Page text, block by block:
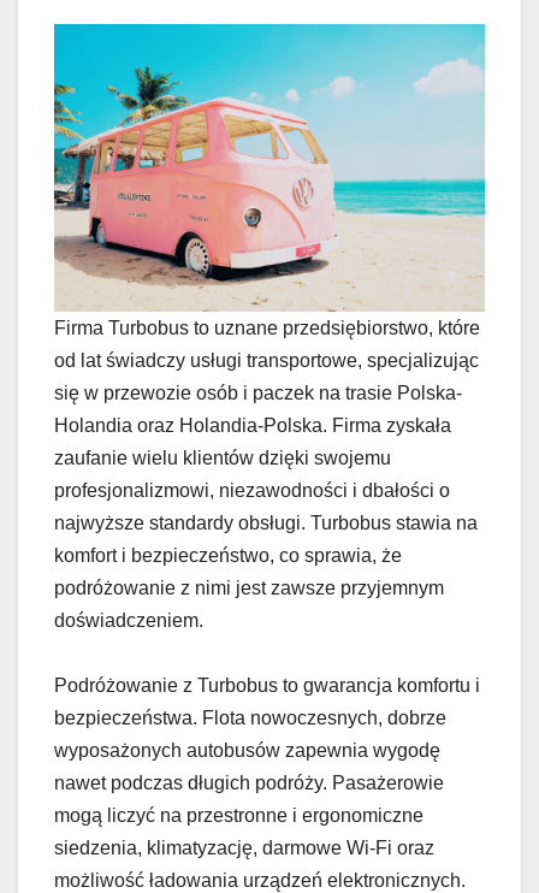
Firma Turbobus to uznane przedsiębiorstwo, które
od lat świadczy usługi transportowe, specjalizując
się w przewozie osób i paczek na trasie Polska-
Holandia oraz Holandia-Polska. Firma zyskała
zaufanie wielu klientów dzięki swojemu
profesjonalizmowi, niezawodności i dbałości o
najwyższe standardy obsługi. Turbobus stawia na
komfort i bezpieczeństwo, co sprawia, że
podróżowanie z nimi jest zawsze przyjemnym
doświadczeniem.
Podróżowanie z Turbobus to gwarancja komfortu i
bezpieczeństwa. Flota nowoczesnych, dobrze
wyposażonych autobusów zapewnia wygodę
nawet podczas długich podróży. Pasażerowie
mogą liczyć na przestronne i ergonomiczne
siedzenia, klimatyzację, darmowe Wi-Fi oraz
możliwość ładowania urządzeń elektronicznych.